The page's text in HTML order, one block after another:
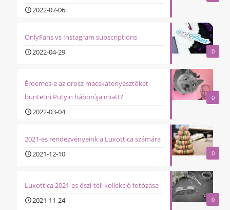
2022-07-06
0
OnlyFans vs Instagram subscriptions
2022-04-29
0
Érdemes-e az orosz macskatenyésztőket
büntetni Putyin háborúja miatt?
2022-03-04
0
2021-es rendezvényeink a Luxottica számára
2021-12-10
0
Luxottica 2021-es őszi-téli kollekció fotózása
2021-11-24